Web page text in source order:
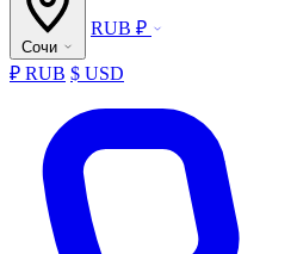
Сочи
RUB ₽
₽ RUB $ USD